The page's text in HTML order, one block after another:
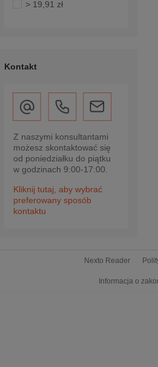
> 19,91 zł
Kontakt
Z naszymi konsultantami
możesz skontaktować się
od poniedziałku do piątku
w godzinach 9:00-17:00.
Kliknij tutaj, aby wybrać
preferowany sposób
kontaktu
Nexto Reader
Informacja o